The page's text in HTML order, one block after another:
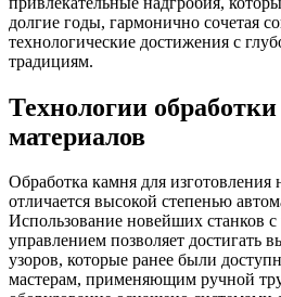
долгие годы, гармонично сочетая
технологические достижения с
традициям.
Технологии
материалов
Обработка камня для
отличается высокой степенью
Использование новейших станков
управлением позволяет достигать
узоров, которые ранее были
мастерам, применяющим ручной